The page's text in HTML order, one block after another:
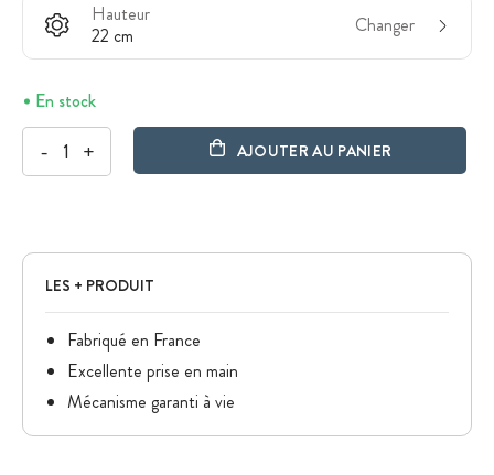
Hauteur
22 cm
Changer
En stock
- + AJOUTER AU PANIER
LES + PRODUIT
Fabriqué en France
Excellente prise en main
Mécanisme garanti à vie